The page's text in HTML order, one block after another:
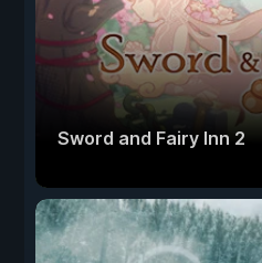
Sword and Fairy Inn 2